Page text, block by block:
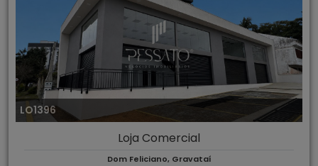
LO1396
Loja Comercial
Dom Feliciano, Gravataí